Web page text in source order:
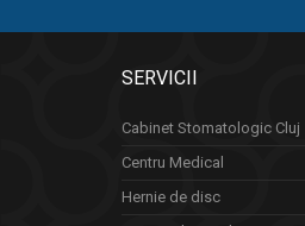
SERVICII
Cabinet Stomatologic Cluj
Centru Medical
Hernie de disc